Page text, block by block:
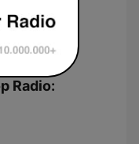
Radio: